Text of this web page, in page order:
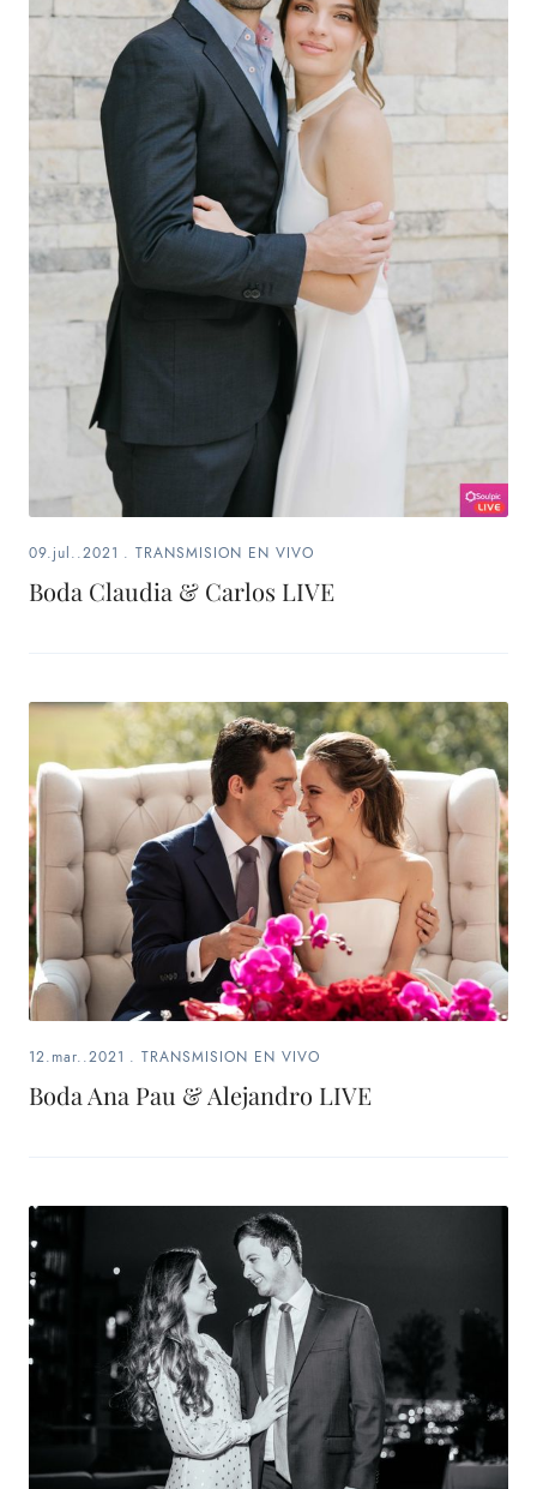
09.jul..2021 . TRANSMISION EN VIVO
Boda Claudia & Carlos LIVE
12.mar..2021 . TRANSMISION EN VIVO
Boda Ana Pau & Alejandro LIVE